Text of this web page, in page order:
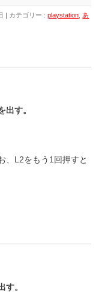
カテゴリー :playstation あ
す。
、L2をもう1回押すと
。